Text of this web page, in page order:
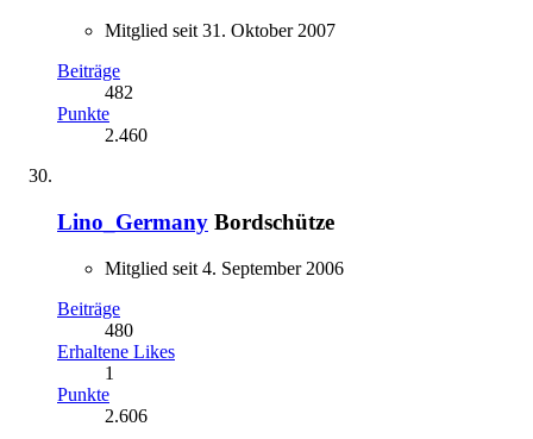
Mitglied seit 31. Oktober 2007
Beiträge
482
Punkte
2.460
Lino_Germany Bordschütze
Mitglied seit 4. September 2006
Beiträge
480
Erhaltene Likes
1
Punkte
2.606